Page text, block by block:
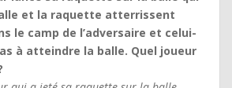
et la raquette atterrissent
le camp de l’adversaire et celui-
à atteindre la balle. Quel joueur